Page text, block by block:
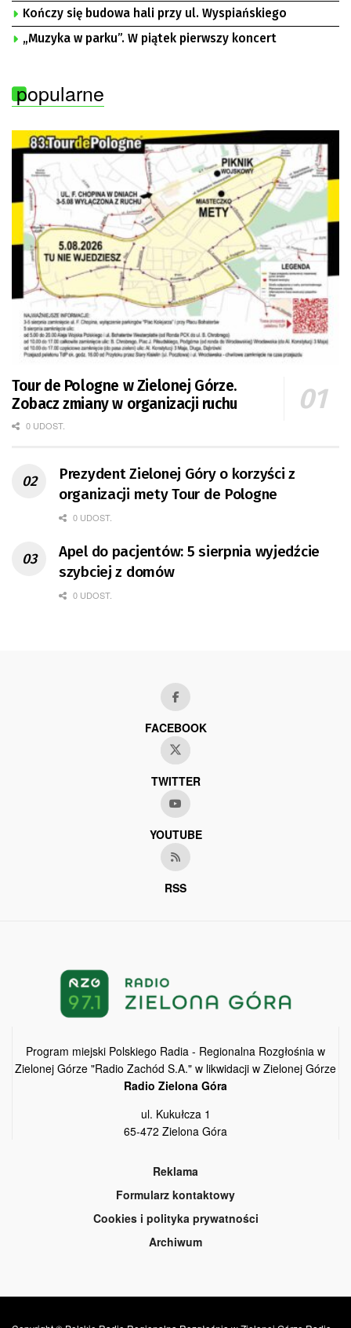
Kończy się budowa hali przy ul. Wyspiańskiego
„Muzyka w parku”. W piątek pierwszy koncert
popularne
Tour de Pologne w Zielonej Górze.
Zobacz zmiany w organizacji ruchu
0 UDOST.
Prezydent Zielonej Góry o korzyści z
organizacji mety Tour de Pologne
0 UDOST.
Apel do pacjentów: 5 sierpnia wyjedźcie
szybciej z domów
0 UDOST.
FACEBOOK
TWITTER
YOUTUBE
RSS
Program miejski Polskiego Radia - Regionalna Rozgłośnia w
Zielonej Górze "Radio Zachód S.A." w likwidacji w Zielonej Górze
Radio Zielona Góra
ul. Kukułcza 1
65-472 Zielona Góra
Reklama
Formularz kontaktowy
Cookies i polityka prywatności
Archiwum